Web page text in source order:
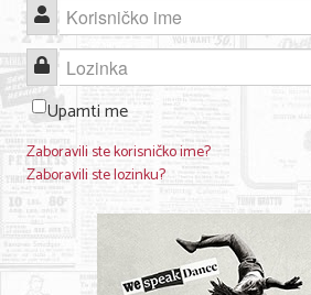
Korisničko ime
Lozinka
Upamti me
Zaboravili ste korisničko ime?
Zaboravili ste lozinku?